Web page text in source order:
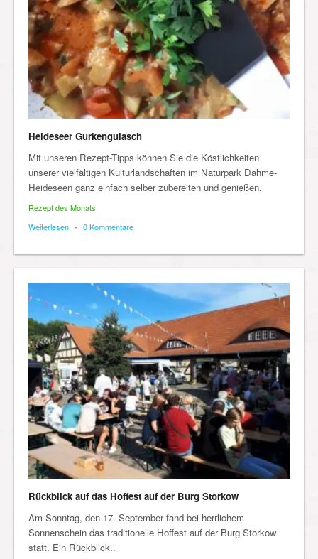
Heideseer Gurkengulasch
Mit unseren Rezept-Tipps können Sie die Köstlichkeiten
unserer vielfältigen Kulturlandschaften im Naturpark Dahme-
Heideseen ganz einfach selber zubereiten und genießen.
Rezept des Monats
Weiterlesen • 0 Kommentare
Rückblick auf das Hoffest auf der Burg Storkow
Am Sonntag, den 17. September fand bei herrlichem
Sonnenschein das traditionelle Hoffest auf der Burg Storkow
statt. Ein Rückblick..